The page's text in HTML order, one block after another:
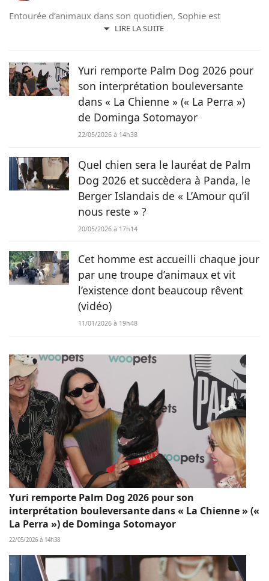
LIRE LA SUITE
Entourée d’animaux dans son quotidien, Sophie est
également passionnée de mots. Son amour pour les
précaire. Maya la croisée Labrador-Border Collie a été
retrouvée errante par la SPA et Hatchi, le chien Arbi, a été
sauvé de Tunisie. À ses yeux, ses 2 chiens, son chat et ses
lapins font partie intégrante de sa vie et de sa famille ! C’est
donc sans hésiter qu’elle a décidé de mettre sa plume au
service de Chien.fr.
Yuri remporte Palm Dog 2026 pour
son interprétation bouleversante
dans « La Chienne » (« La Perra »)
de Dominga Sotomayor
22/05/2026 à 14h38
Quel chien sera le lauréat de Palm
Dog 2026 et succèdera à Panda, le
Berger Islandais de « L’Amour qu’il
nous reste » ?
20/05/2026 à 17h14
Cet homme est accueilli chaque jour
par une troupe d’animaux et vit
l’existence dont beaucoup rêvent
(vidéo)
11/01/2026 à 19h48
Yuri remporte Palm Dog 2026 pour son
interprétation bouleversante dans « La Chienne » («
La Perra ») de Dominga Sotomayor
22/05/2026 à 14h38